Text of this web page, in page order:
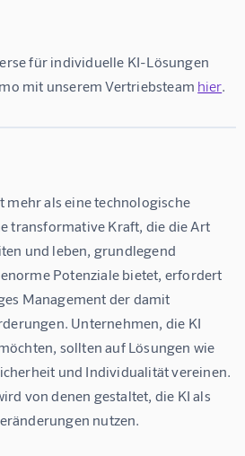
für individuelle KI-Lösungen
mit unserem Vertriebsteam hier.
mehr als eine technologische
transformative Kraft, die die Art
und leben, grundlegend
Potenziale bietet, erfordert
Management der damit
Unternehmen, die KI
sollten auf Lösungen wie
und Individualität vereinen.
von denen gestaltet, die KI als
nutzen.